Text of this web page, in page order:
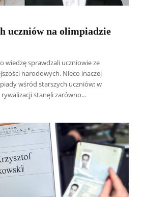
uczniów na olimpiadzie
wiedzę sprawdzali uczniowie ze
narodowych. Nieco inaczej
wśród starszych uczniów: w
stanęli zarówno...